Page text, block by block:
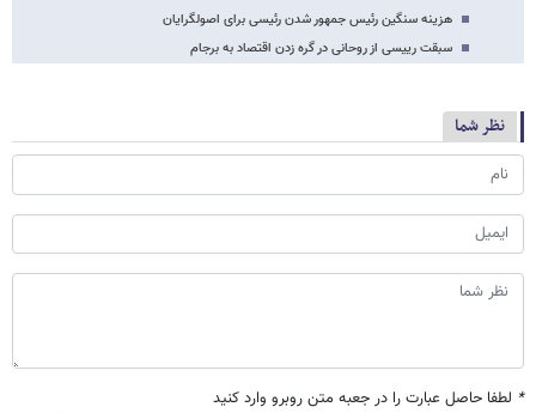
هزینه سنگین رئیس جمهور شدن رئیسی برای اصولگرایان
سبقت رییسی از روحانی در گره زدن اقتصاد به برجام
نظر شما
* لطفا حاصل عبارت را در جعبه متن روبرو وارد کنید